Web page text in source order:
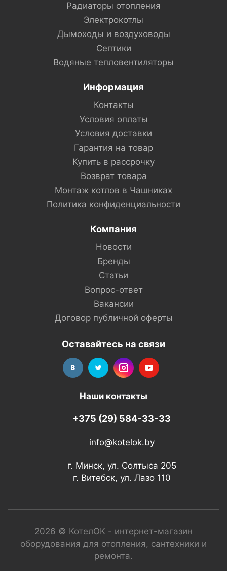
Радиаторы отопления
Электрокотлы
Дымоходы и воздуховоды
Септики
Водяные тепловентиляторы
Информация
Контакты
Условия оплаты
Условия доставки
Гарантия на товар
Купить в рассрочку
Возврат товара
Монтаж котлов в Чашниках
Политика конфиденциальности
Компания
Новости
Бренды
Статьи
Вопрос-ответ
Вакансии
Договор публичной оферты
Оставайтесь на связи
Наши контакты
+375 (29) 584-33-33
info@kotelok.by
г. Минск, ул. Солтыса 205
г. Витебск, ул. Лазо 110
2026 © КотелОК - интернет-магазин
оборудования для отопления, сантехники и
ремонта.